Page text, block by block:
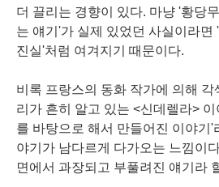
더 끌리는 경향이 있다. 마냥 '황당
는 얘기'가 실제 있었던 사실이라면
진실'처럼 여겨지기 때문이다.
비록 프랑스의 동화 작가에 의해 각
리가 흔히 알고 있는 <신데렐라>
를 바탕으로 해서 만들어진 이야기'
야기가 남다르게 다가오는 느낌이
면에서 과장되고 부풀려진 얘기라